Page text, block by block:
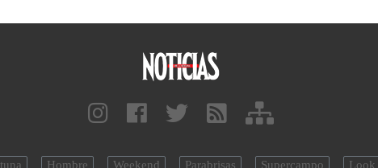
Hombre Weekend Parabrisas Supercampo Look